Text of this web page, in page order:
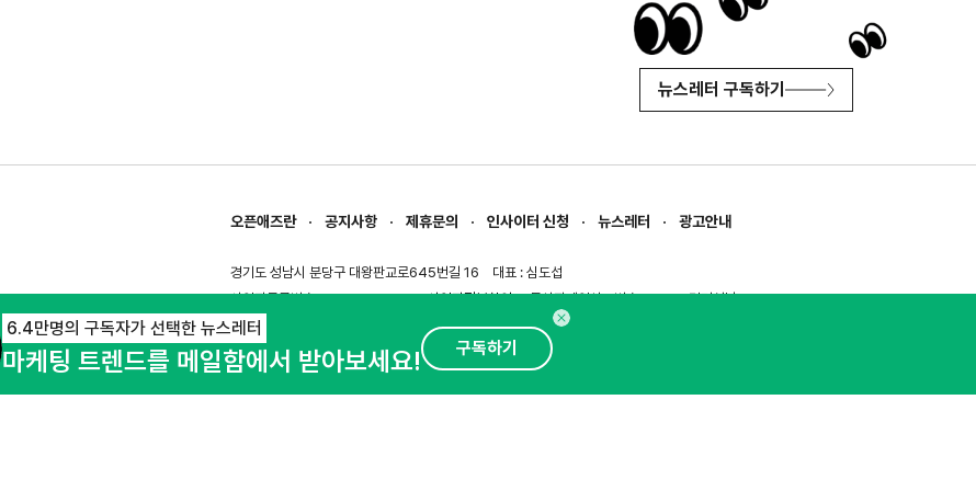
뉴스레터 구독하기
오픈애즈란 공지사항 제휴문의 인사이터 신청 뉴스레터 광고안내
경기도 성남시 분당구 대왕판교로645번길 16
대표 : 심도섭
사업자등록번호 : 144-81-27690(사업자정보확인)
통신판매업신고번호 : 2014-경기성남-1023
호스팅서비스사업자 : 오픈애즈
서비스•광고 문의 :1800-2198
6.4만명의 구독자가 선택한 뉴스레터
마케팅 트렌드를 메일함에서 받아보세요! 구독하기